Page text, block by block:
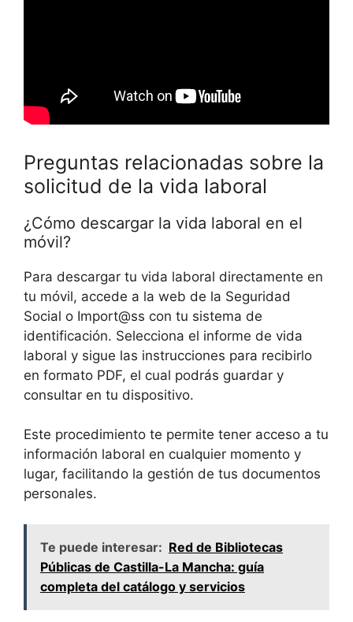
Preguntas relacionadas sobre la
solicitud de la vida laboral
¿Cómo descargar la vida laboral en el
móvil?
Para descargar tu vida laboral directamente en
tu móvil, accede a la web de la Seguridad
Social o Import@ss con tu sistema de
identificación. Selecciona el informe de vida
laboral y sigue las instrucciones para recibirlo
en formato PDF, el cual podrás guardar y
consultar en tu dispositivo.
Este procedimiento te permite tener acceso a tu
información laboral en cualquier momento y
lugar, facilitando la gestión de tus documentos
personales.
Te puede interesar: Red de Bibliotecas
Públicas de Castilla-La Mancha: guía
completa del catálogo y servicios